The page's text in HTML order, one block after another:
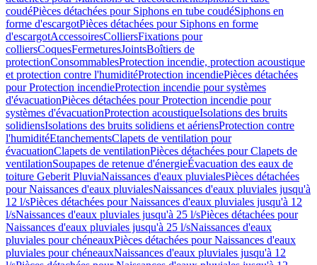
coudéPièces détachées pour Siphons en tube coudéSiphons en
forme d'escargotPièces détachées pour Siphons en forme
d'escargotAccessoiresColliersFixations pour
colliersCoquesFermeturesJointsBoîtiers de
protectionConsommablesProtection incendie, protection acoustique
et protection contre l'humiditéProtection incendiePièces détachées
pour Protection incendieProtection incendie pour systèmes
d'évacuationPièces détachées pour Protection incendie pour
systèmes d'évacuationProtection acoustiqueIsolations des bruits
solidiensIsolations des bruits solidiens et aériensProtection contre
l'humiditéEtanchementsClapets de ventilation pour
évacuationClapets de ventilationPièces détachées pour Clapets de
ventilationSoupapes de retenue d'énergieÉvacuation des eaux de
toiture Geberit PluviaNaissances d'eaux pluvialesPièces détachées
pour Naissances d'eaux pluvialesNaissances d'eaux pluviales jusqu'à
12 l/sPièces détachées pour Naissances d'eaux pluviales jusqu'à 12
l/sNaissances d'eaux pluviales jusqu'à 25 l/sPièces détachées pour
Naissances d'eaux pluviales jusqu'à 25 l/sNaissances d'eaux
pluviales pour chéneauxPièces détachées pour Naissances d'eaux
pluviales pour chéneauxNaissances d'eaux pluviales jusqu'à 12